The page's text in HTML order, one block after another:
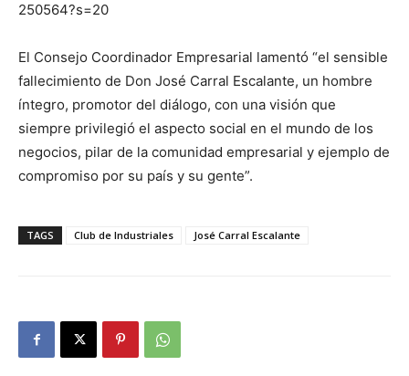
250564?s=20
El Consejo Coordinador Empresarial lamentó “el sensible
fallecimiento de Don José Carral Escalante, un hombre
íntegro, promotor del diálogo, con una visión que
siempre privilegió el aspecto social en el mundo de los
negocios, pilar de la comunidad empresarial y ejemplo de
compromiso por su país y su gente”.
TAGS Club de Industriales José Carral Escalante